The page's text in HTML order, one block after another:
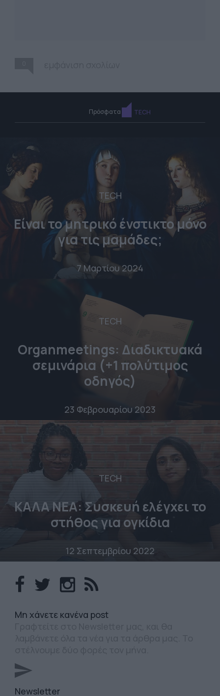
Πρόσφατα TECH
TECH
Είναι το μητρικό ένστικτο μόνο
για τις μαμάδες;
7 Μαρτίου 2024
TECH
Organmeetings: Διαδικτυακά
σεμινάρια (+1 πολύτιμος
οδηγός)
23 Φεβρουαρίου 2023
TECH
ΚΑΛΑ ΝΕΑ: Συσκευή ελέγχει το
στήθος για ογκίδια
12 Σεπτεμβρίου 2022
Mη χάνετε κανένα post
Newsletter